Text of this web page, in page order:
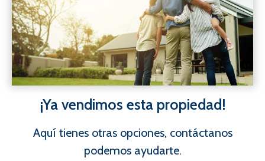
¡Ya vendimos esta propiedad!
Aquí tienes otras opciones, contáctanos
podemos ayudarte.